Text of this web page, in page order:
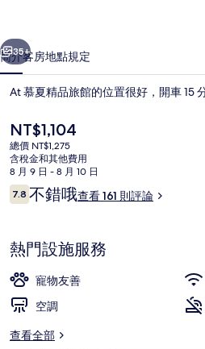
相
片
集
個 下一個
35+
簡介客房地點規定
At 慕夏精品旅館的位置很好，開車 15
目
前
的
價
格
是
NT$1,104
總價 NT$1,275
含稅金和其他費用
8 月 9 日 - 8 月 10 日
評
論
7.87.8 分，滿分 10 分，
不錯哦查看 161 則評論
熱門設施服務
寵物友善
空調
查看全部